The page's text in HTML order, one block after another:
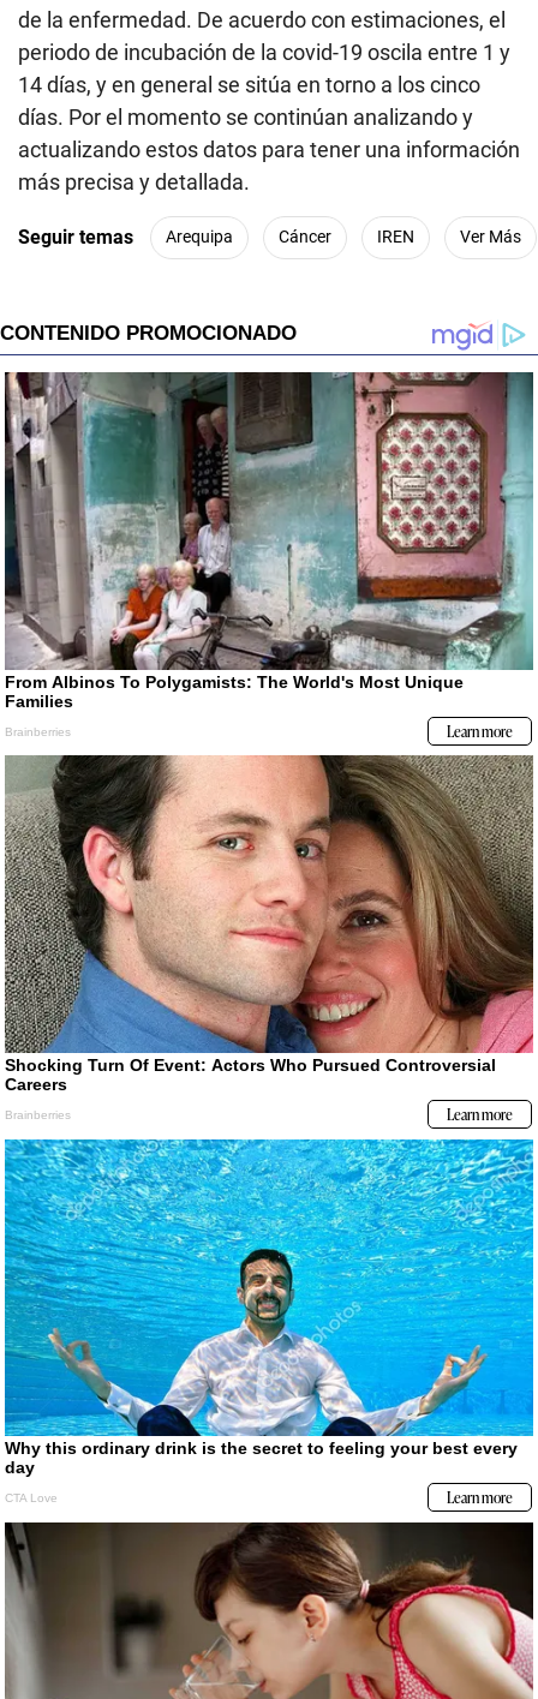
de la enfermedad. De acuerdo con estimaciones, el
periodo de incubación de la covid-19 oscila entre 1 y
14 días, y en general se sitúa en torno a los cinco
días. Por el momento se continúan analizando y
actualizando estos datos para tener una información
más precisa y detallada.
Seguir temas Arequipa Cáncer IREN Ver Más